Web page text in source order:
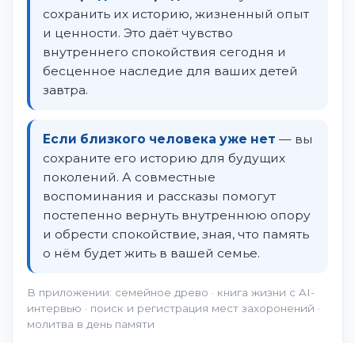
сохранить их историю, жизненный опыт
и ценности. Это даёт чувство
внутреннего спокойствия сегодня и
бесценное наследие для ваших детей
завтра.
Если близкого человека уже нет — вы
сохраните его историю для будущих
поколений. А совместные
воспоминания и рассказы помогут
постепенно вернуть внутреннюю опору
и обрести спокойствие, зная, что память
о нём будет жить в вашей семье.
В приложении: семейное древо · книга жизни с AI-
интервью · поиск и регистрация мест захоронений ·
молитва в день памяти